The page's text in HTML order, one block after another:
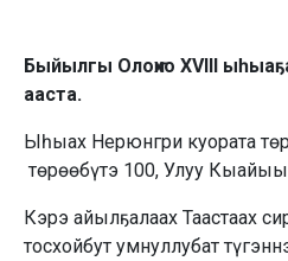
Быйылгы Олоҥхо XVIII
ааста.
Ыһыах Нерюнгри куората
төрөөбүтэ 100, Улуу
Кэрэ айылҕалаах Таастаах
тосхойбут умнуллубат